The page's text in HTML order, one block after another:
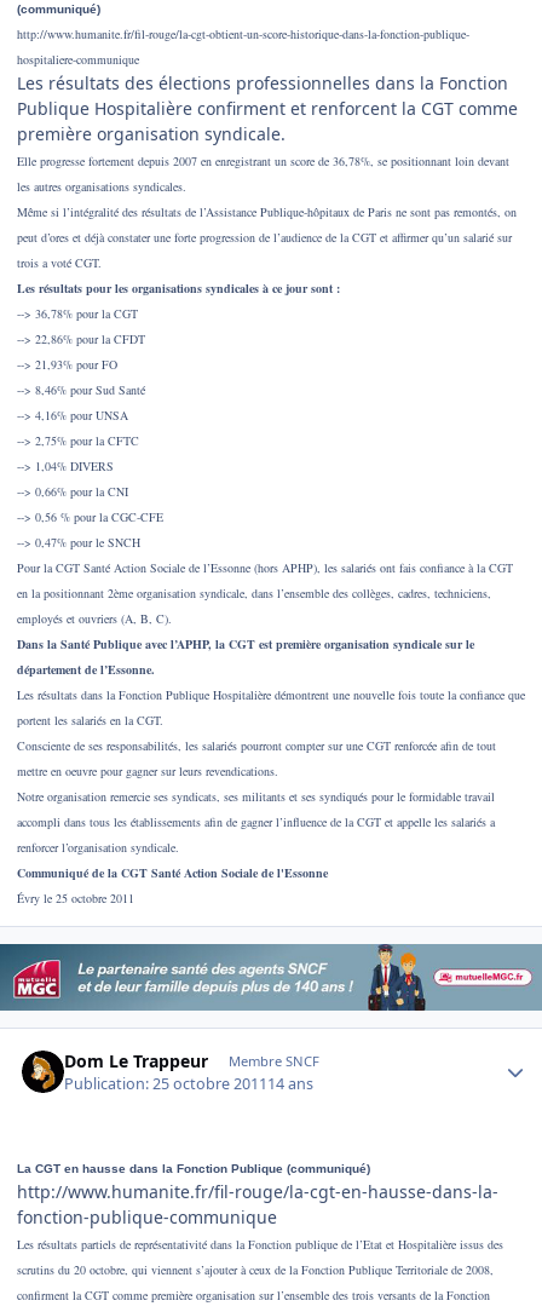
(communiqué)
http://www.humanite.fr/fil-rouge/la-cgt-obtient-un-score-historique-dans-la-fonction-publique-
hospitaliere-communique
Les résultats des élections professionnelles dans la Fonction
Publique Hospitalière confirment et renforcent la CGT comme
première organisation syndicale.
Elle progresse fortement depuis 2007 en enregistrant un score de 36,78%, se positionnant loin devant
les autres organisations syndicales.
Même si l’intégralité des résultats de l’Assistance Publique-hôpitaux de Paris ne sont pas remontés, on
peut d’ores et déjà constater une forte progression de l’audience de la CGT et affirmer qu’un salarié sur
trois a voté CGT.
Les résultats pour les organisations syndicales à ce jour sont :
--> 36,78% pour la CGT
--> 22,86% pour la CFDT
--> 21,93% pour FO
--> 8,46% pour Sud Santé
--> 4,16% pour UNSA
--> 2,75% pour la CFTC
--> 1,04% DIVERS
--> 0,66% pour la CNI
--> 0,56 % pour la CGC-CFE
--> 0,47% pour le SNCH
Pour la CGT Santé Action Sociale de l’Essonne (hors APHP), les salariés ont fais confiance à la CGT
en la positionnant 2ème organisation syndicale, dans l’ensemble des collèges, cadres, techniciens,
employés et ouvriers (A, B, C).
Dans la Santé Publique avec l’APHP, la CGT est première organisation syndicale sur le
département de l’Essonne.
Les résultats dans la Fonction Publique Hospitalière démontrent une nouvelle fois toute la confiance que
portent les salariés en la CGT.
Consciente de ses responsabilités, les salariés pourront compter sur une CGT renforcée afin de tout
mettre en oeuvre pour gagner sur leurs revendications.
Notre organisation remercie ses syndicats, ses militants et ses syndiqués pour le formidable travail
accompli dans tous les établissements afin de gagner l’influence de la CGT et appelle les salariés a
renforcer l’organisation syndicale.
Communiqué de la CGT Santé Action Sociale de l'Essonne
Évry le 25 octobre 2011
Dom Le Trappeur Membre SNCF
Publication:25 octobre 201114 ans
La CGT en hausse dans la Fonction Publique (communiqué)
http://www.humanite.fr/fil-rouge/la-cgt-en-hausse-dans-la-
fonction-publique-communique
Les résultats partiels de représentativité dans la Fonction publique de l’Etat et Hospitalière issus des
scrutins du 20 octobre, qui viennent s’ajouter à ceux de la Fonction Publique Territoriale de 2008,
confirment la CGT comme première organisation sur l’ensemble des trois versants de la Fonction